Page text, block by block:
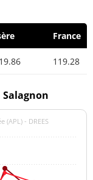
France
119.28
- DREES